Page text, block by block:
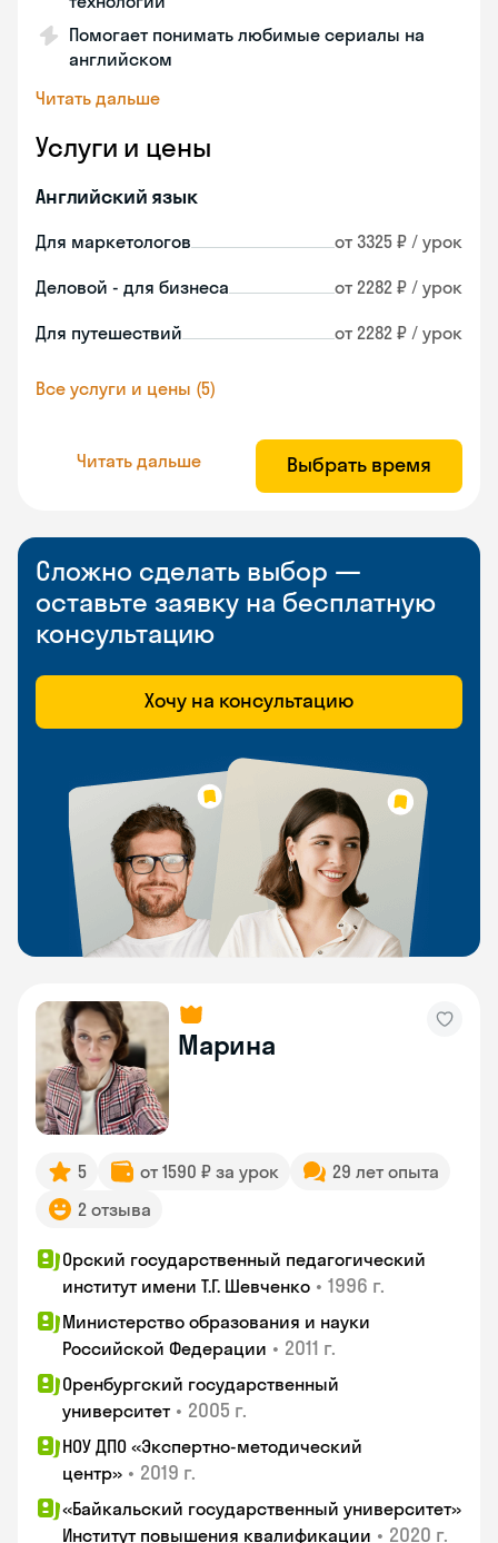
Помогает понимать любимые сериалы на
английском
Читать дальше
Услуги и цены
Английский язык
Для маркетологов от 3325 ₽ / урок
Деловой - для бизнеса от 2282 ₽ / урок
Для путешествий от 2282 ₽ / урок
Все услуги и цены (5)
Читать дальше Выбрать время
Сложно сделать выбор —
оставьте заявку на бесплатную
консультацию
Хочу на консультацию
Марина
5 от 1590 ₽ за урок
29 лет опыта
2 отзыва
Орский государственный педагогический
институт имени Т.Г. Шевченко • 1996 г.
Министерство образования и науки
Российской Федерации • 2011 г.
Оренбургский государственный
университет • 2005 г.
НОУ ДПО «Экспертно-методический
центр» • 2019 г.
«Байкальский государственный университет»
Институт повышения квалификации • 2020 г.